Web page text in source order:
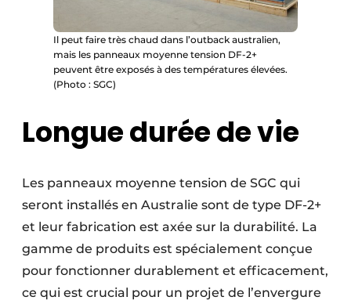
Il peut faire très chaud dans l’outback australien,
mais les panneaux moyenne tension DF-2+
peuvent être exposés à des températures élevées.
(Photo : SGC)
Longue durée de vie
Les panneaux moyenne tension de SGC qui
seront installés en Australie sont de type DF-2+
et leur fabrication est axée sur la durabilité. La
gamme de produits est spécialement conçue
pour fonctionner durablement et efficacement,
ce qui est crucial pour un projet de l’envergure